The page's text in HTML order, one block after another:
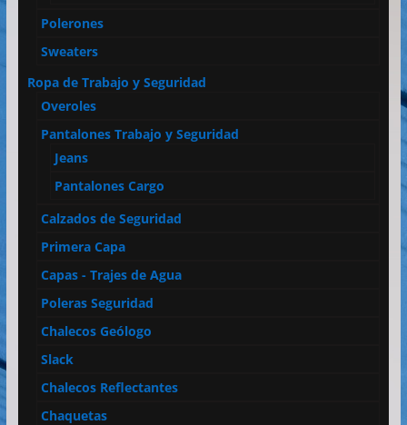
Polerones
Sweaters
Ropa de Trabajo y Seguridad
Overoles
Pantalones Trabajo y Seguridad
Jeans
Pantalones Cargo
Calzados de Seguridad
Primera Capa
Capas - Trajes de Agua
Poleras Seguridad
Chalecos Geólogo
Slack
Chalecos Reflectantes
Chaquetas